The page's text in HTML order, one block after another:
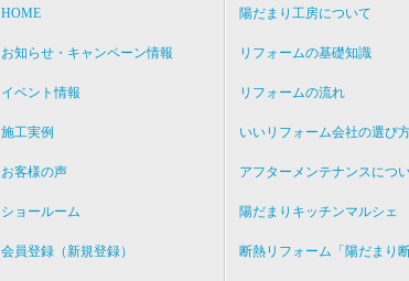
HOME
お知らせ・キャンペーン情報
イベント情報
施工実例
お客様の声
ショールーム
会員登録（新規登録）
陽だまり工房について
リフォームの基礎知識
リフォームの流れ
いいリフォーム会社の選び
アフターメンテナンスにつ
陽だまりキッチンマルシェ
断熱リフォーム「陽だまり